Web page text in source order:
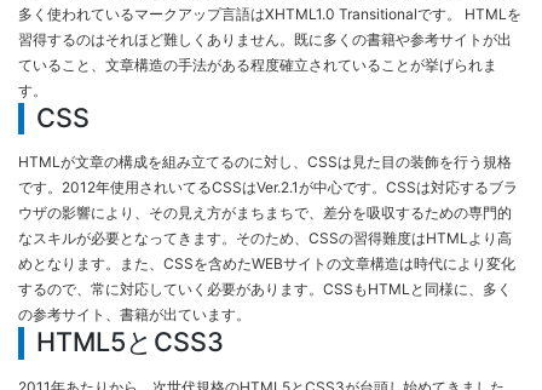
多く使われているマークアップ言語はXHTML1.0 Transitionalです。 HTMLを
習得するのはそれほど難しくありません。既に多くの書籍や参考サイトが出
ていること、文章構造の手法がある程度確立されていることが挙げられま
す。
CSS
HTMLが文章の構成を組み立てるのに対し、CSSは見た目の装飾を行う規格
です。2012年使用されいてるCSSはVer.2.1が中心です。CSSは対応するブラ
ウザの影響により、その見え方がまちまちで、差分を吸収するための専門的
なスキルが必要となってきます。そのため、CSSの習得難度はHTMLより高
めとなります。また、CSSを含めたWEBサイトの文章構造は時代により変化
するので、常に対応していく必要があります。CSSもHTMLと同様に、多く
の参考サイト、書籍が出ています。
HTML5とCSS3